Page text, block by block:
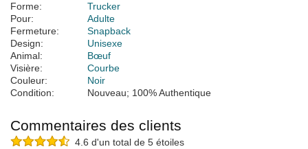
Forme:
Trucker
Pour:
Adulte
Fermeture:
Snapback
Design:
Unisexe
Animal:
Bœuf
Visière:
Courbe
Couleur:
Noir
Condition:
Nouveau; 100% Authentique
Commentaires des clients
4.6 d'un total de 5 étoiles